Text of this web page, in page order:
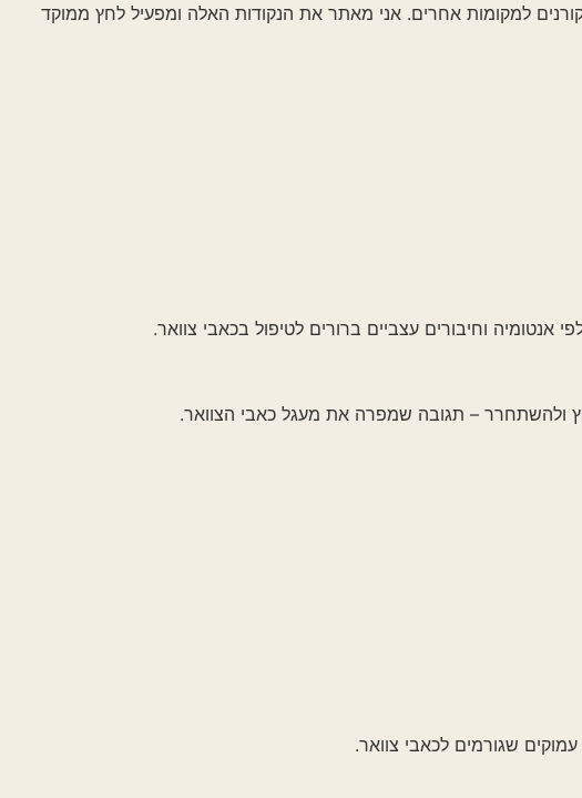
אחרים. אני מאתר את הנקודות האלה ומפעיל לחץ ממוקד
עצביים ברורים לטיפול בכאבי צוואר.
– תגובה שמפרה את מעגל כאבי הצוואר.
לכאבי צוואר.